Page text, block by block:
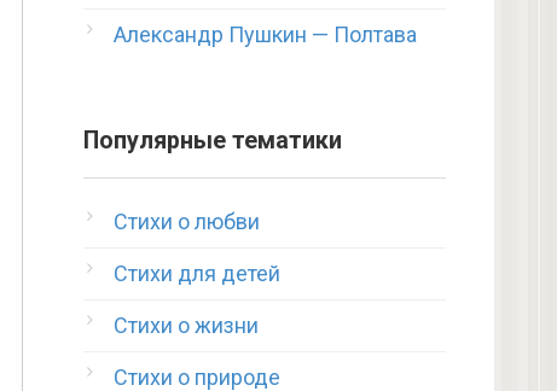
Александр Пушкин — Полтава
Популярные тематики
Стихи о любви
Стихи для детей
Стихи о жизни
Стихи о природе